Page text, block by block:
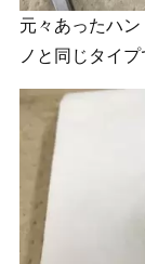
元々あったハ
ノと同じタイプ